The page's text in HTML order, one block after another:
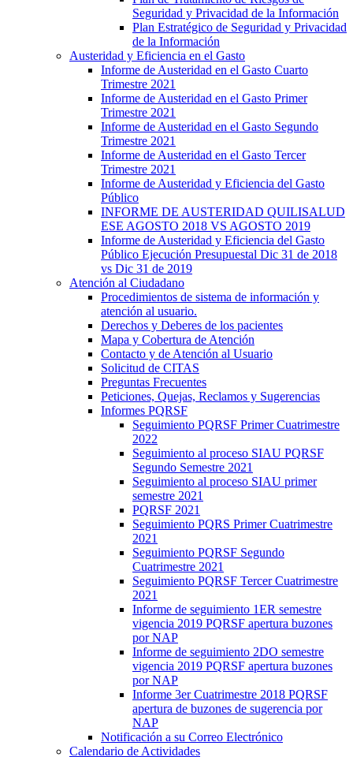
Seguridad y Privacidad de la Información
Plan Estratégico de Seguridad y Privacidad
de la Información
Austeridad y Eficiencia en el Gasto
Informe de Austeridad en el Gasto Cuarto
Trimestre 2021
Informe de Austeridad en el Gasto Primer
Trimestre 2021
Informe de Austeridad en el Gasto Segundo
Trimestre 2021
Informe de Austeridad en el Gasto Tercer
Trimestre 2021
Informe de Austeridad y Eficiencia del Gasto
Público
INFORME DE AUSTERIDAD QUILISALUD
ESE AGOSTO 2018 VS AGOSTO 2019
Informe de Austeridad y Eficiencia del Gasto
Público Ejecución Presupuestal Dic 31 de 2018
vs Dic 31 de 2019
Atención al Ciudadano
Procedimientos de sistema de información y
atención al usuario.
Derechos y Deberes de los pacientes
Mapa y Cobertura de Atención
Contacto y de Atención al Usuario
Solicitud de CITAS
Preguntas Frecuentes
Peticiones, Quejas, Reclamos y Sugerencias
Informes PQRSF
Seguimiento PQRSF Primer Cuatrimestre
2022
Seguimiento al proceso SIAU PQRSF
Segundo Semestre 2021
Seguimiento al proceso SIAU primer
semestre 2021
PQRSF 2021
Seguimiento PQRS Primer Cuatrimestre
2021
Seguimiento PQRSF Segundo
Cuatrimestre 2021
Seguimiento PQRSF Tercer Cuatrimestre
2021
Informe de seguimiento 1ER semestre
vigencia 2019 PQRSF apertura buzones
por NAP
Informe de seguimiento 2DO semestre
vigencia 2019 PQRSF apertura buzones
por NAP
Informe 3er Cuatrimestre 2018 PQRSF
apertura de buzones de sugerencia por
NAP
Notificación a su Correo Electrónico
Calendario de Actividades